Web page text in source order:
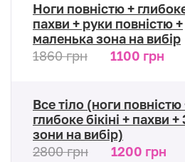
Ноги повністю + глибоке
пахви + руки повністю +
маленька зона на вибір
1860 грн
1100 грн
Все тіло (ноги повністю
глибоке бікіні + пахви +
зони на вибір)
2800 грн
1200 грн